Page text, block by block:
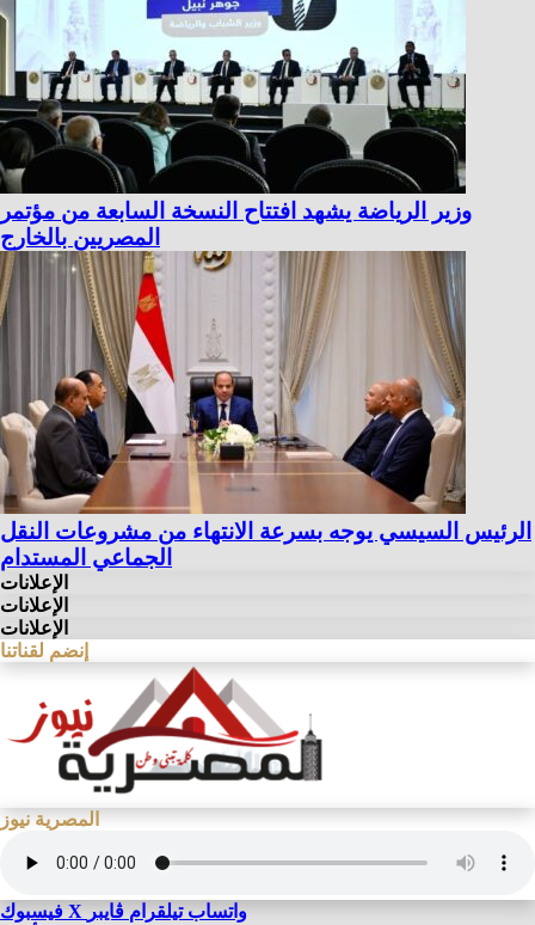
وزير الرياضة يشهد افتتاح النسخة السابعة من مؤتمر
المصريين بالخارج
الرئيس السيسي يوجه بسرعة الانتهاء من مشروعات النقل
الجماعي المستدام
الإعلانات
الإعلانات
الإعلانات
إنضم لقناتنا
المصرية نيوز
فيسبوك X واتساب تيلقرام ڤايبر